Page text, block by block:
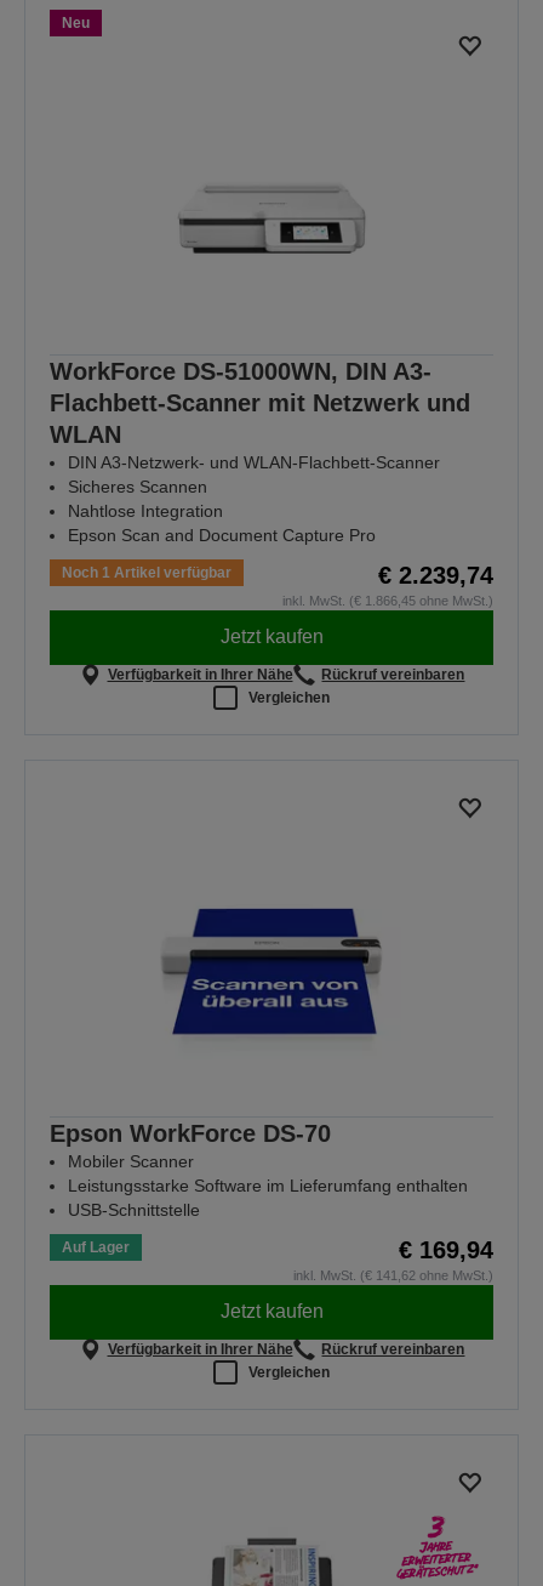
Neu
WorkForce DS-51000WN, DIN A3-
Flachbett-Scanner mit Netzwerk und
WLAN
DIN A3-Netzwerk- und WLAN-Flachbett-Scanner
Sicheres Scannen
Nahtlose Integration
Epson Scan and Document Capture Pro
Noch 1 Artikel verfügbar € 2.239,74
inkl. MwSt. (€ 1.866,45 ohne MwSt.)
Jetzt kaufen
Verfügbarkeit in Ihrer Nähe
Rückruf vereinbaren
Vergleichen
Epson WorkForce DS-70
Mobiler Scanner
Leistungsstarke Software im Lieferumfang enthalten
USB-Schnittstelle
Auf Lager € 169,94
inkl. MwSt. (€ 141,62 ohne MwSt.)
Jetzt kaufen
Verfügbarkeit in Ihrer Nähe
Rückruf vereinbaren
Vergleichen